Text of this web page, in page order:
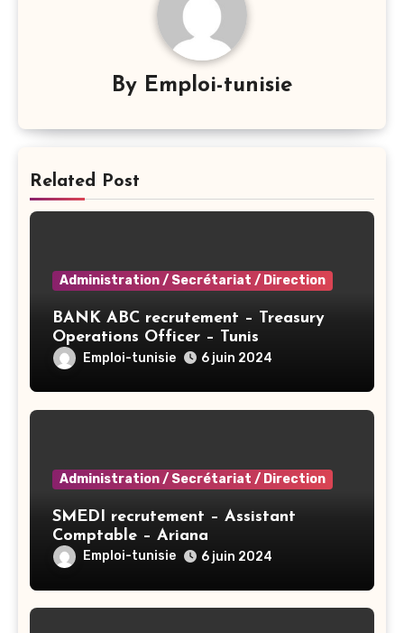
By Emploi-tunisie
Related Post
Administration / Secrétariat / Direction
BANK ABC recrutement – Treasury
Operations Officer – Tunis
Emploi-tunisie 6 juin 2024
Administration / Secrétariat / Direction
SMEDI recrutement – Assistant
Comptable – Ariana
Emploi-tunisie 6 juin 2024